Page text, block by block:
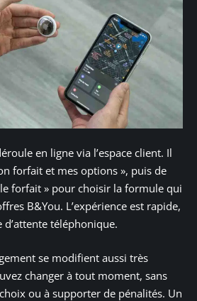
en ligne via l’espace client. Il
forfait et mes options », puis de
forfait » pour choisir la formule qui
B&You. L’expérience est rapide,
téléphonique.
se modifient aussi très
changer à tout moment, sans
ou à supporter de pénalités. Un